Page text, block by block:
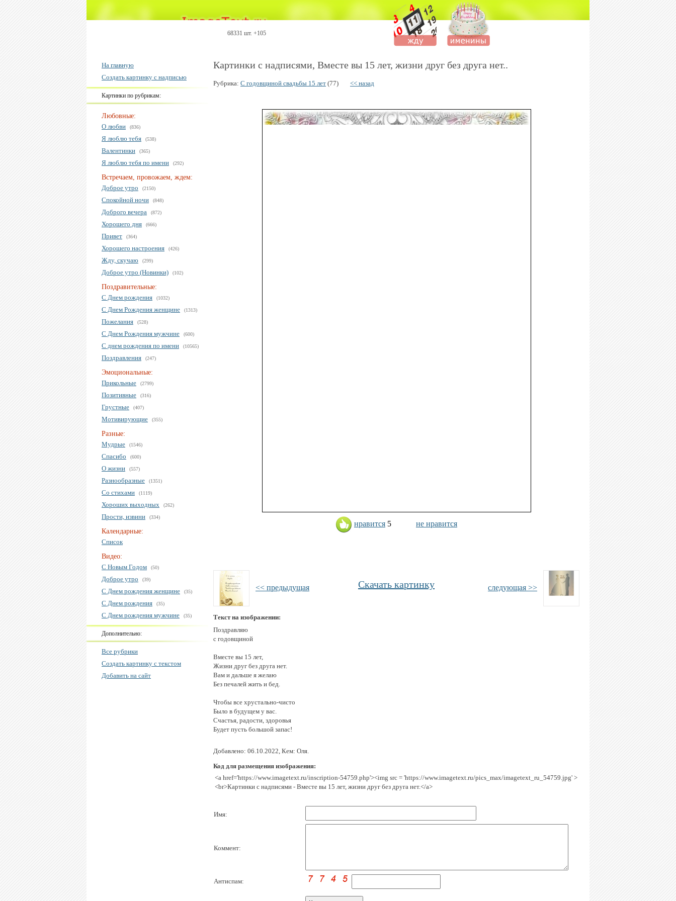
68331 шт. +105
На главную
Создать картинку с надписью
Картинки по рубрикам:
Любовные:
О любви
(836)
Я люблю тебя (538)
Валентинки (365)
Я люблю тебя по имени (292)
Встречаем, провожаем, ждем:
Доброе утро
(2150)
Спокойной ночи (848)
Доброго вечера (872)
Хорошего дня (666)
Привет (364)
Хорошего настроения (426)
Жду, скучаю (299)
Доброе утро (Новинки) (102)
Поздравительные:
С Днем рождения
(1032)
С Днем Рождения женщине (1313)
Пожелания (528)
С Днем Рождения мужчине (600)
С днем рождения по имени (10565)
Поздравления (247)
Эмоциональные:
Прикольные
(2799)
Позитивные (316)
Грустные (407)
Мотивирующие (355)
Разные:
Мудрые
(1546)
Спасибо (600)
О жизни (557)
Разнообразные (1351)
Со стихами (1119)
Хороших выходных (262)
Прости, извини (334)
Календарные:
Список
Видео:
С Новым Годом
(50)
Доброе утро (39)
С Днем рождения женщине (35)
С Днем рождения (35)
С Днем рождения мужчине (35)
Дополнительно:
Все рубрики
Создать картинку с текстом
Добавить на сайт
Картинки с надписями, Вместе вы 15 лет, жизни друг без друга нет..
Рубрика: С годовщиной свадьбы 15 лет (77) << назад
нравится 5 не нравится
<< предыдущая следующая >>
Скачать картинку
Текст на изображении:
Поздравляю
с годовщиной
Вместе вы 15 лет,
Жизни друг без друга нет.
Вам и дальше я желаю
Без печалей жить и бед.
Чтобы все хрустально-чисто
Было в будущем у вас.
Счастья, радости, здоровья
Будет пусть большой запас!
Добавлено: 06.10.2022, Кем: Оля.
Код для размещения изображения:
<a href='https://www.imagetext.ru/inscription-54759.php'><img src = 'https://www.imagetext.ru/pics_max/imagetext_ru_54759.jpg' >
<br>Картинки с надписями - Вместе вы 15 лет, жизни друг без друга нет.</a>
Имя:
Коммент:
Антиспам: